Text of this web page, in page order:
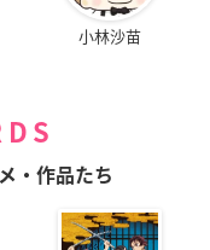
小林沙苗
・作品たち